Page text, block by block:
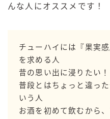
んな人にオススメです！
チューハイには『果実
を求める人
昔の思い出に浸りたい
普段とはちょっと違っ
いう人
お酒を初めて飲むから